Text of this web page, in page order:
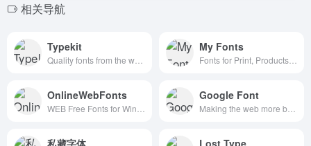
相关导航
Typekit My Fonts
OnlineWebFonts Google Font
私藏字体 Lost Type